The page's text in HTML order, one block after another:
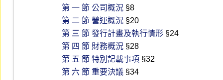
第 一 節 公司概況 §8
第 二 節 營運概況 §20
第 三 節 發行計畫及執行情形 §24
第 四 節 財務概況 §28
第 五 節 特別記載事項 §32
第 六 節 重要決議 §34